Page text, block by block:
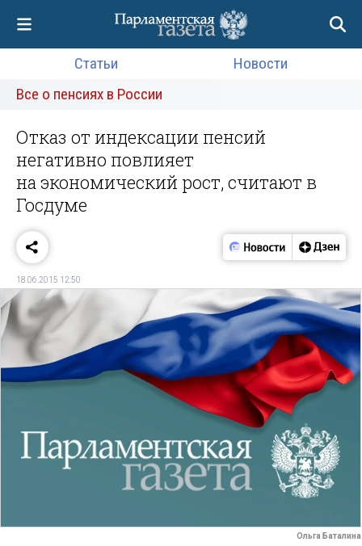
Статьи
Новости
Все о пенсиях в России
Отказ от индексации пенсий
негативно повлияет
на экономический рост, считают в
Госдуме
18.06.2015 12:50
Ольга Баталина